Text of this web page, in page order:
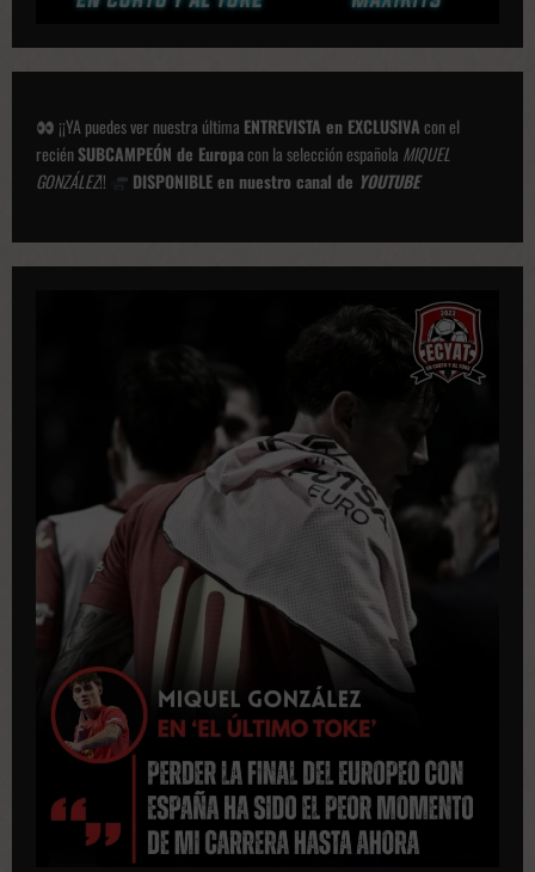
¡¡YA puedes ver nuestra última ENTREVISTA en EXCLUSIVAcon el
reciénSUBCAMPEÓN de Europacon la selección española MIQUEL
GONZÁLEZ!! DISPONIBLE en nuestro canal de YOUTUBE